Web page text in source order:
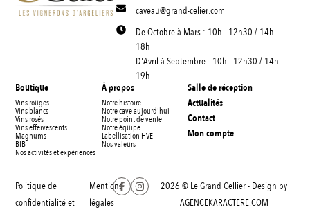
caveau@grand-celier.com
De Octobre à Mars : 10h - 12h30 / 14h -
18h
D'Avril à Septembre : 10h - 12h30 / 14h -
19h
Boutique
Vins rouges
Vins blancs
Vins rosés
Vins effervescents
Magnums
BIB
Nos activités et expériences
À propos
Notre histoire
Notre cave aujourd'hui
Notre point de vente
Notre équipe
Labellisation HVE
Nos valeurs
Salle de réception
Actualités
Contact
Mon compte
Politique de
confidentialité et
Mentions
légales
2026 © Le Grand Cellier - Design by
AGENCEKARACTERE.COM